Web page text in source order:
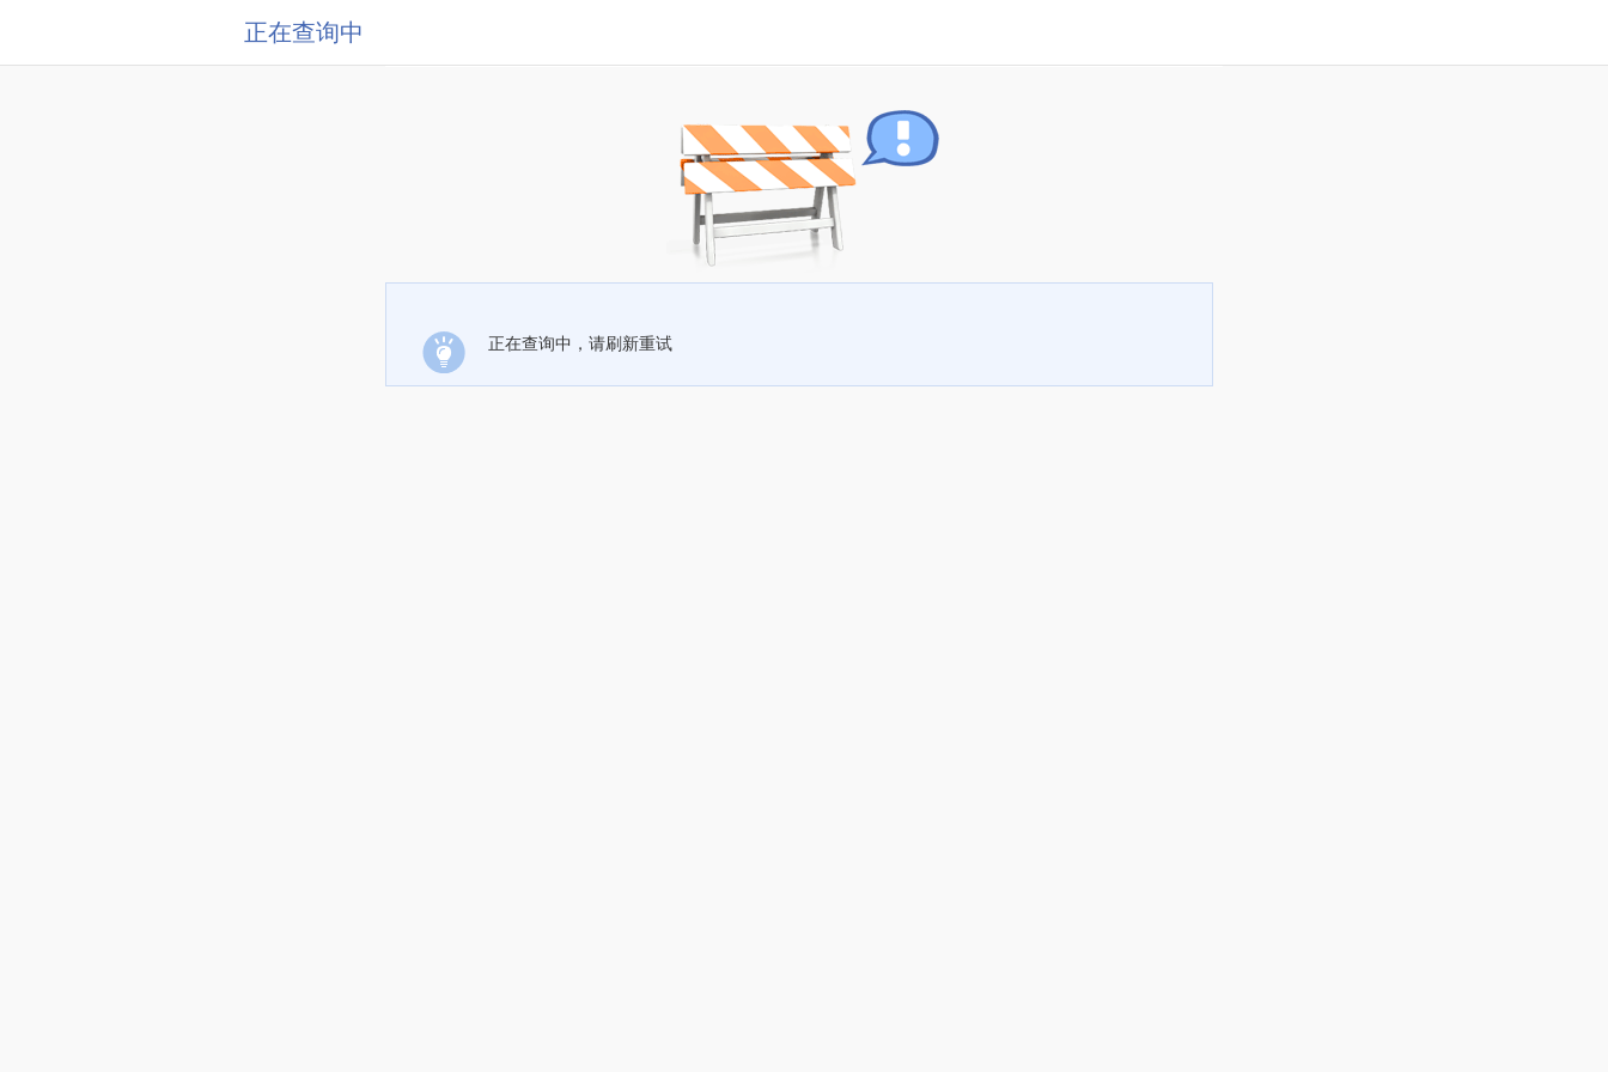
正在查询中
正在查询中，请刷新重试